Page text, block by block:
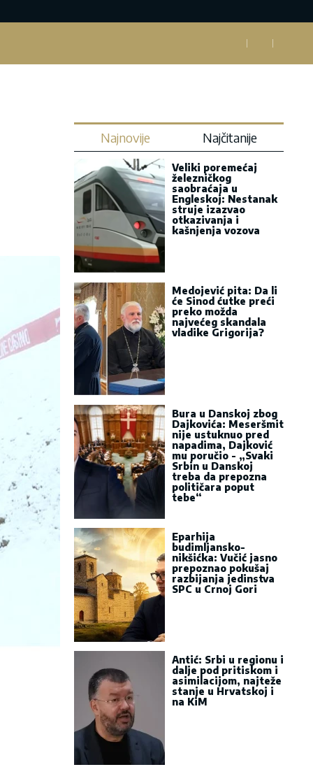
Najnovije Najčitanije
Veliki poremećaj
železničkog
saobraćaja u
Engleskoj: Nestanak
struje izazvao
otkazivanja i
kašnjenja vozova
Medojević pita: Da li
će Sinod ćutke preći
preko možda
najvećeg skandala
vladike Grigorija?
Bura u Danskoj zbog
Dajkovića: Meseršmit
nije ustuknuo pred
napadima, Dajković
mu poručio - „Svaki
Srbin u Danskoj
treba da prepozna
političara poput
tebe“
Eparhija
budimljansko-
nikšićka: Vučić jasno
prepoznao pokušaj
razbijanja jedinstva
SPC u Crnoj Gori
Antić: Srbi u regionu i
dalje pod pritiskom i
asimilacijom, najteže
stanje u Hrvatskoj i
na KiM